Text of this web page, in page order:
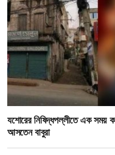
যশোরের নিষিদ্ধপল্লীতে এক সময়
আসতেন বাবুরা